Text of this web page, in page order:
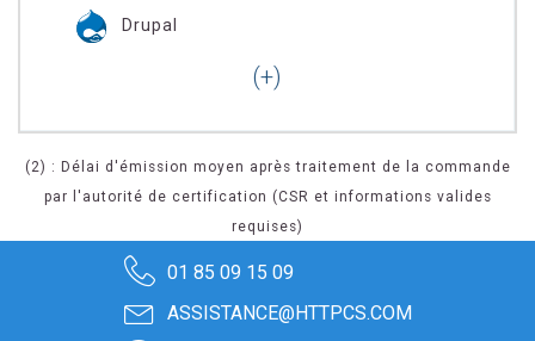
Drupal
(2) : Délai d'émission moyen après traitement de la commande
par l'autorité de certification (CSR et informations valides
requises)
01 85 09 15 09
ASSISTANCE@HTTPCS.COM